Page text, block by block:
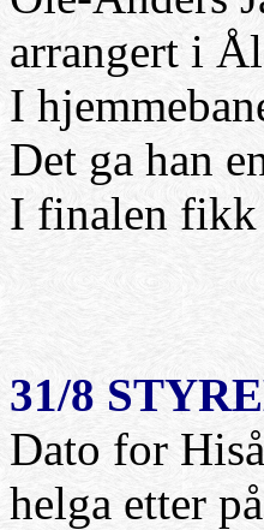
arrangert i
I
Det ga han
I finalen fikk
31/8
Dato for
helga etter